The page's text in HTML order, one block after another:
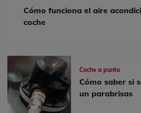
Cómo funciona el aire
coche
Coche a punto
Cómo saber si
un parabrisas